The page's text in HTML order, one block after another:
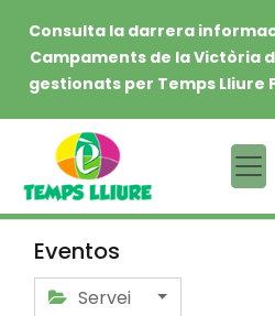
Consulta la darrera
Campaments de la Victòria
gestionats per Temps Lliure
Eventos
Servei